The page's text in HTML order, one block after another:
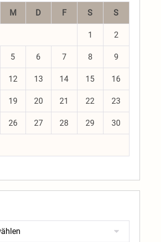
M D F S S
1 2
5 6 7 8 9
12 13 14 15 16
19 20 21 22 23
26 27 28 29 30